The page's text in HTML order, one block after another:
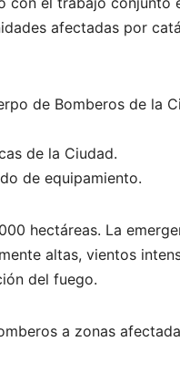
afectadas por
de Bomberos de la
de la Ciudad.
de equipamiento.
hectáreas. La
altas, vientos
del fuego.
a zonas